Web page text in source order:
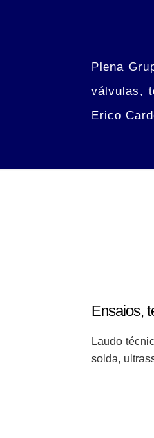
Plena
válvulas,
Erico
Ensaios,
Laudo
solda,